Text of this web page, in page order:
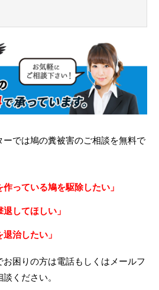
では鳩の糞被害のご相談を無料で
作っている鳩を駆除したい」
退してほしい」
退治したい」
お困りの方は電話もしくはメールフ
ください。